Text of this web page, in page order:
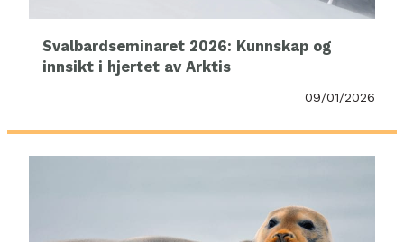
Svalbardseminaret 2026: Kunnskap og
innsikt i hjertet av Arktis
09/01/2026